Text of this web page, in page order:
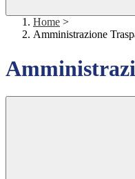
Home >
Amministrazione